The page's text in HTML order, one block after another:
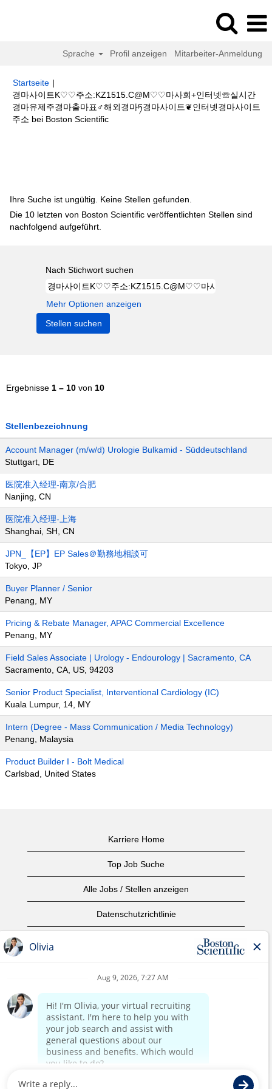
Sprache Profil anzeigen Mitarbeiter-Anmeldung
Startseite |
경마사이트K♡♡주소:KZ1515.C@M♡♡마사회+인터넷☏실시간
경마유제주경마출마표♂해외경마ཏ경마사이트❦인터넷경마사이트
주소 bei Boston Scientific(aktuelle
Ihre Suche ist ungültig. Keine Stellen gefunden.
Die 10 letzten von Boston Scientific veröffentlichten Stellen sind
nachfolgend aufgeführt.
Nach Stichwort suchen
Mehr Optionen anzeigen
Ergebnisse 1 – 10 von 10
Stellenbezeichnung
Account Manager (m/w/d) Urologie Bulkamid - Süddeutschland
Stuttgart, DE
医院准入经理-南京/合肥
Nanjing, CN
医院准入经理-上海
Shanghai, SH, CN
JPN_【EP】EP Sales＠勤務地相談可
Tokyo, JP
Buyer Planner / Senior
Penang, MY
Pricing & Rebate Manager, APAC Commercial Excellence
Penang, MY
Field Sales Associate | Urology - Endourology | Sacramento, CA
Sacramento, CA, US, 94203
Senior Product Specialist, Interventional Cardiology (IC)
Kuala Lumpur, 14, MY
Intern (Degree - Mass Communication / Media Technology)
Penang, Malaysia
Product Builder I - Bolt Medical
Carlsbad, United States
Karriere Home
Top Job Suche
Alle Jobs / Stellen anzeigen
Datenschutzrichtlinie
Urheberrecht
home page